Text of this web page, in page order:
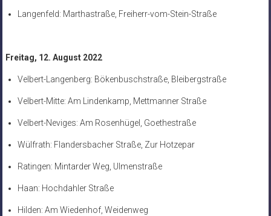
Langenfeld: Marthastraße, Freiherr-vom-Stein-Straße
Freitag, 12. August 2022
Velbert-Langenberg: Bökenbuschstraße, Bleibergstraße
Velbert-Mitte: Am Lindenkamp, Mettmanner Straße
Velbert-Neviges: Am Rosenhügel, Goethestraße
Wülfrath: Flandersbacher Straße, Zur Hotzepar
Ratingen: Mintarder Weg, Ulmenstraße
Haan: Hochdahler Straße
Hilden: Am Wiedenhof, Weidenweg